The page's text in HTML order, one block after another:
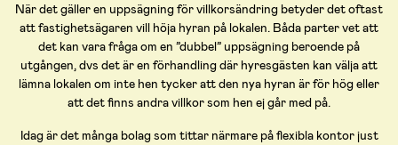
När det gäller en uppsägning för villkorsändring betyder det oftast
att fastighetsägaren vill höja hyran på lokalen. Båda parter vet att
det kan vara fråga om en ”dubbel” uppsägning beroende på
utgången, dvs det är en förhandling där hyresgästen kan välja att
lämna lokalen om inte hen tycker att den nya hyran är för hög eller
att det finns andra villkor som hen ej går med på.
Idag är det många bolag som tittar närmare på flexibla kontor just